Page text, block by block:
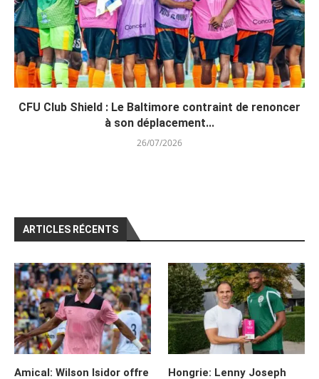
CFU Club Shield : Le Baltimore contraint de renoncer
à son déplacement...
26/07/2026
ARTICLES RÉCENTS
Amical: Wilson Isidor offre Hongrie: Lenny Joseph